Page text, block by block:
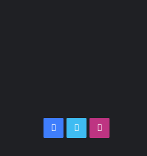
Facebook
Twitter